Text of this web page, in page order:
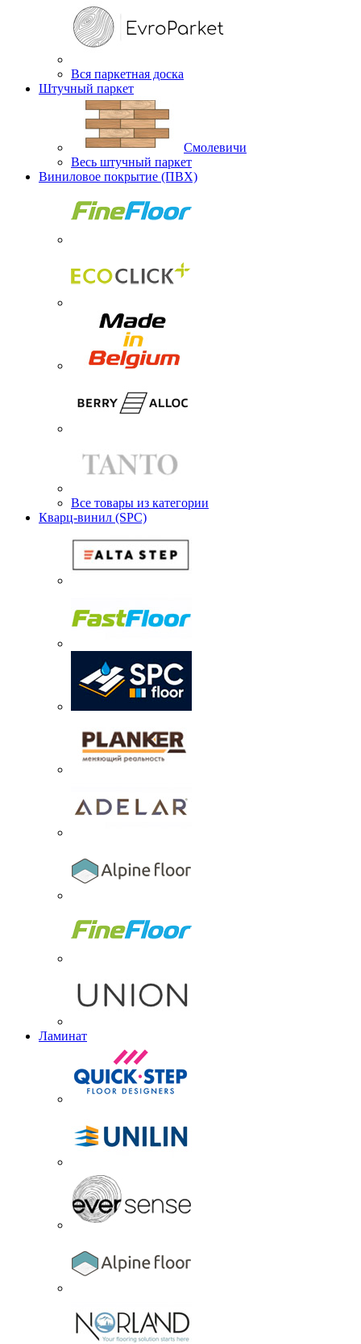
Вся паркетная доска
Штучный паркет
Смолевичи
Весь штучный паркет
Виниловое покрытие (ПВХ)
Все товары из категории
Кварц-винил (SPC)
Ламинат